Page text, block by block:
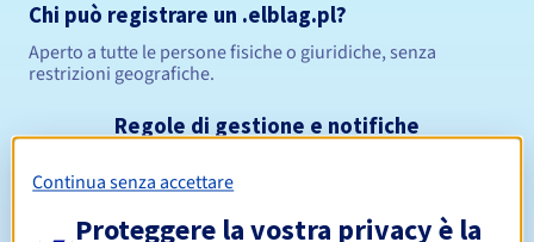
Chi può registrare un .elblag.pl?
Aperto a tutte le persone fisiche o giuridiche, senza
restrizioni geografiche.
Regole di gestione e notifiche
Periodo di registrazione
Continua senza accettare
Proteggere la vostra privacy è la